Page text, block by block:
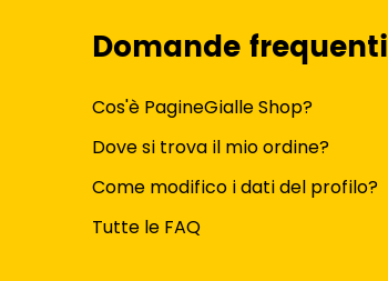
Domande frequenti
Cos'è PagineGialle Shop?
Dove si trova il mio ordine?
Come modifico i dati del profilo?
Tutte le FAQ